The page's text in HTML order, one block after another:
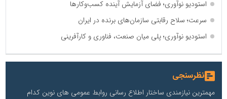
استودیو نوآوری؛ فضای آزمایش آینده کسب‌وکارها
سرعت؛ سلاح رقابتی سازمان‌های برنده در ایران
استودیو نوآوری؛ پلی میان صنعت، فناوری و کارآفرینی
نظرسنجی
مهمترین نیازمندی ساختار اطلاع رسانی روابط عمومی های نوین کدام